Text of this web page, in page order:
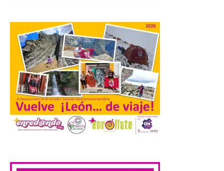
Vuelve la tradicional Feria
de Dulces del Convento a
Gradefes
7 Ago 2026
Tendrá lugar el 9 de
agosto en los aledaños del
monasterio cisterciense
de Santa María la Real de
Gradefes. Una cita
cultura y un ambiente único. El